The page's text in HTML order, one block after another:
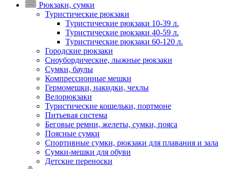
Рюкзаки, сумки
Туристические рюкзаки
Туристические рюкзаки 10-39 л.
Туристические рюкзаки 40-59 л.
Туристические рюкзаки 60-120 л.
Городские рюкзаки
Сноубордические, лыжные рюкзаки
Сумки, баулы
Компрессионные мешки
Гермомешки, накидки, чехлы
Велорюкзаки
Туристические кошельки, портмоне
Питьевая система
Беговые ремни, желеты, сумки, пояса
Поясные сумки
Спортивные сумки, рюкзаки для плавания и зала
Сумки-мешки для обуви
Детские переноски